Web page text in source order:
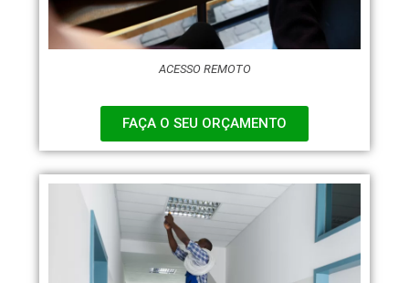
ACESSO REMOTO
FAÇA O SEU ORÇAMENTO